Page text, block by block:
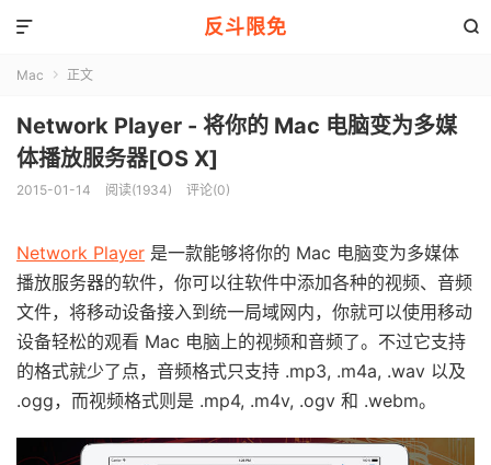
反斗限免 

Mac  正文
Network Player - 将你的 Mac 电脑变为多媒
体播放服务器[OS X]
2015-01-14 阅读(1934) 评论(0)
Network Player 是一款能够将你的 Mac 电脑变为多媒体
播放服务器的软件，你可以往软件中添加各种的视频、音频
文件，将移动设备接入到统一局域网内，你就可以使用移动
设备轻松的观看 Mac 电脑上的视频和音频了。不过它支持
的格式就少了点，音频格式只支持 .mp3, .m4a, .wav 以及
.ogg，而视频格式则是 .mp4, .m4v, .ogv 和 .webm。